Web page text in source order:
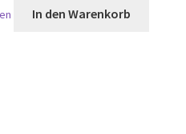
In den Warenkorb